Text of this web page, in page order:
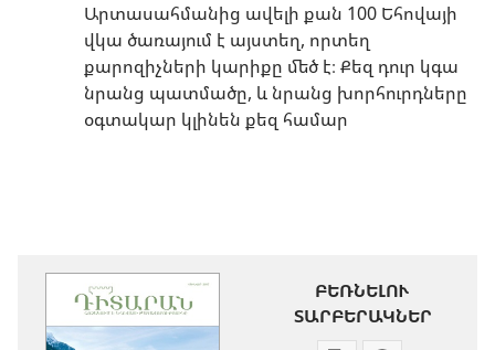
Արտասահմանից ավելի քան 100 Եհովայի
վկա ծառայում է այստեղ, որտեղ
քարոզիչների կարիքը մեծ է։ Քեզ դուր կգա
նրանց պատմածը, և նրանց խորհուրդները
օգտակար կլինեն քեզ համար
ԲԵՌՆԵԼՈՒ
ՏԱՐԲԵՐԱԿՆԵՐ